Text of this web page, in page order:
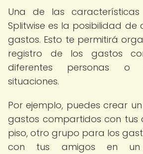
Una de las
Splitwise es la posibilidad de
gastos. Esto te permitirá
registro de los gastos
diferentes personas o
situaciones.
Por ejemplo, puedes crear
gastos compartidos con tus
piso, otro grupo para los
con tus amigos en